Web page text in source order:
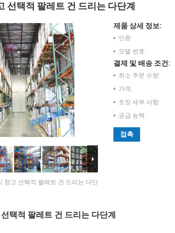
선택적 팔레트 건 드리는 다단계
창고 선택적 팔레트 건 드리는 다단
제품 상세 정보:
인증:
모델 번호:
결제 및 배송 조건:
최소 주문 수량:
가격:
포장 세부 사항:
공급 능력:
접촉
택적 팔레트 건 드리는 다단계